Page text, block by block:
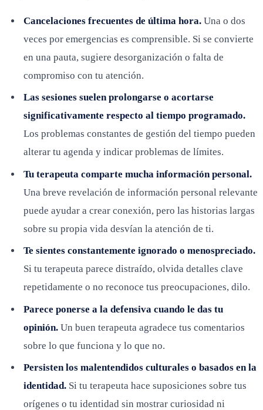
Cancelaciones frecuentes de última hora. Una o dos
veces por emergencias es comprensible. Si se convierte
en una pauta, sugiere desorganización o falta de
compromiso con tu atención.
Las sesiones suelen prolongarse o acortarse
significativamente respecto al tiempo programado.
Los problemas constantes de gestión del tiempo pueden
alterar tu agenda y indicar problemas de límites.
Tu terapeuta comparte mucha información personal.
Una breve revelación de información personal relevante
puede ayudar a crear conexión, pero las historias largas
sobre su propia vida desvían la atención de ti.
Te sientes constantemente ignorado o menospreciado.
Si tu terapeuta parece distraído, olvida detalles clave
repetidamente o no reconoce tus preocupaciones, dilo.
Parece ponerse a la defensiva cuando le das tu
opinión. Un buen terapeuta agradece tus comentarios
sobre lo que funciona y lo que no.
Persisten los malentendidos culturales o basados en la
identidad. Si tu terapeuta hace suposiciones sobre tus
orígenes o tu identidad sin mostrar curiosidad ni